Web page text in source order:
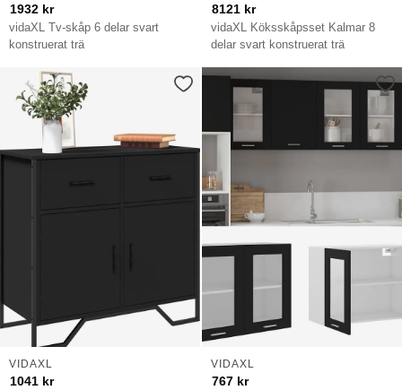
vidaXL Tv-skåp 6 delar svart
konstruerat trä
1932 kr
vidaXL Köksskåpsset Kalmar 8
delar svart konstruerat trä
8121 kr
VIDAXL
1041 kr
VIDAXL
767 kr